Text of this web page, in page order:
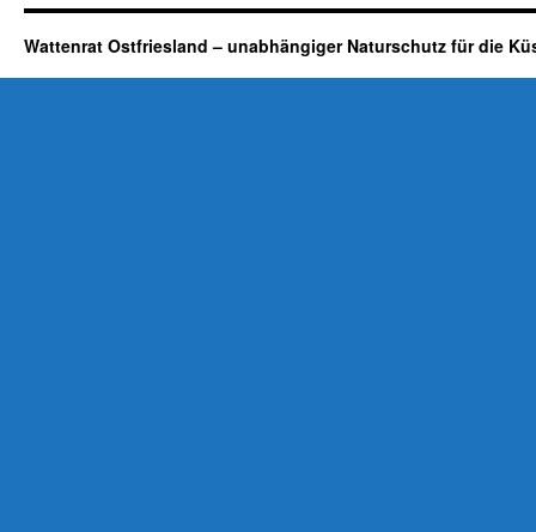
Wattenrat Ostfriesland – unabhängiger Naturschutz für die